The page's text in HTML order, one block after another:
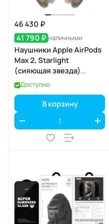
46 430 ₽
41 790 ₽ наличными
Наушники Apple AirPods
Max 2, Starlight
(сияющая звезда)
(MHWL4)
Доступно
В корзину